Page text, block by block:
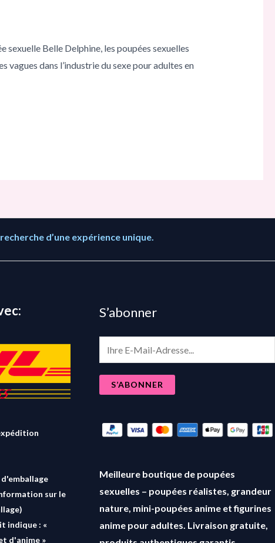
sexuelle Belle Delphine, les poupées sexuelles
vagues dans l’industrie du sexe pour adultes en
d’une expérience unique.
sur le
indique : «
d'anime »
S’abonner
m
a
i
S’ABONNER
Meilleure boutique de poupées
sexuelles – poupées réalistes, grandeur
nature, mini-poupées anime et figurines
anime pour adultes. Livraison gratuite,